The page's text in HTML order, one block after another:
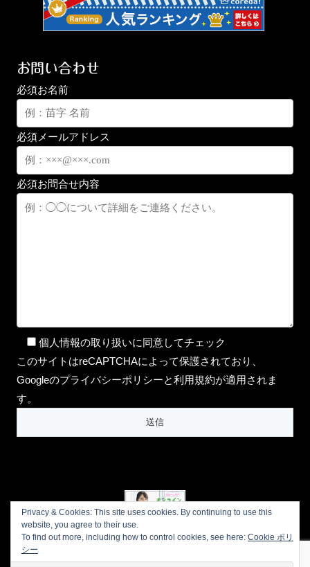
お問い合わせ
必須お名前
必須 メールアドレス
必須お問合せ内容
個人情報の取り扱いに同意してチェック
このサイトはreCAPTCHAによって保護されており、
Googleのプライバシーポリシーと利用規約が適用されま
す。
プライバシーポリシー
会社概要
お問い合わせ
LINE公式アカウント
Privacy & Cookies: This site uses cookies. By continuing to use this
website, you agree to their use.
To find out more, including how to control cookies, see here: Cookie ポリ
シー